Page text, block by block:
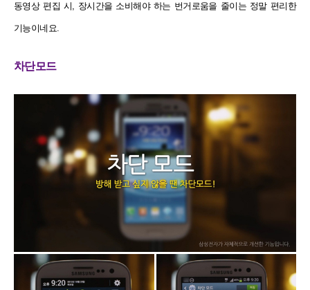
동영상 편집 시, 장시간을 소비해야 하는 번거로움을 줄이는 정말 편리한
기능이네요.
차단모드